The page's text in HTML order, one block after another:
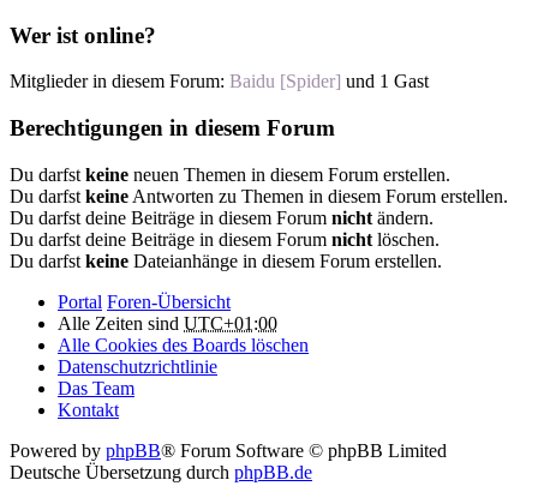
Wer ist online?
Mitglieder in diesem Forum: Baidu [Spider] und 1 Gast
Berechtigungen in diesem Forum
Du darfst keine neuen Themen in diesem Forum erstellen.
Du darfst keine Antworten zu Themen in diesem Forum erstellen.
Du darfst deine Beiträge in diesem Forum nicht ändern.
Du darfst deine Beiträge in diesem Forum nicht löschen.
Du darfst keine Dateianhänge in diesem Forum erstellen.
Portal Foren-Übersicht
Alle Zeiten sind UTC+01:00
Alle Cookies des Boards löschen
Datenschutzrichtlinie
Das Team
Kontakt
Powered by phpBB® Forum Software © phpBB Limited
Deutsche Übersetzung durch phpBB.de